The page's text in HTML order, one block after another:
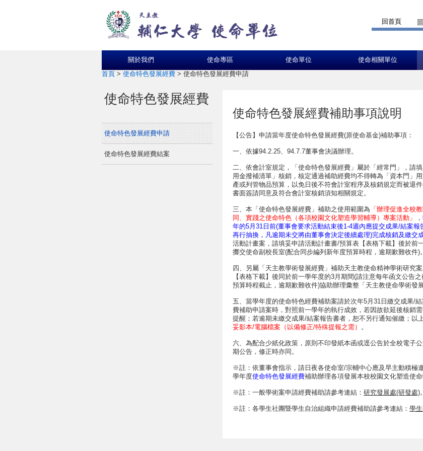
回首頁
關於我們 使命專區 使命單位 使命相關單位
首頁 > 使命特色發展經費 > 使命特色發展經費申請
使命特色發展經費
使命特色發展經費申請
使命特色發展經費結案
使命特色發展經費補助事項說明
【公告】申請當年度使命特色發展經費(原使命基金)補助事項：
一、依據94.2.25、94.7.7董事會決議辦理。
二、依會計室規定，「使命特色發展經費」屬於「經常門」，請
用金撥補清單」核銷，核定通過補助經費均不得轉為「資本門」
產或列管物品預算，以免日後不符會計室程序及核銷規定而被退
書面簽請同意及符合會計室核銷須知相關規定。
三、本「使命特色發展經費」補助之使用範圍為 「辦理促進全校
同、實踐之使命特色（各項校園文化塑造學習輔導）專案活動」
，
年的5月31日前(董事會要求活動結束後1-4週內應提交成果/結案
再行抽換，凡逾期未交將由董事會決定後續處理)完成核銷及繳交
活動計畫案，請填妥申請活動計畫書/預算表【表格下載】後於前
擲交使命副校長室(配合同步編列新年度預算時程，逾期歉難收件)。
四、另屬「天主教學術發展經費」補助天主教使命精神學術研究
【表格下載】後同於前一學年度的3月期間(請注意每年函文公告
預算時程截止，逾期歉難收件)協助辦理彙整「天主教使命學術發
五、當學年度的使命特色經費補助案請於次年5月31日繳交成果/
費補助申請案時，對照前一學年的執行成效，若因故欲延後核銷
提醒；若逾期未繳交成果/結案報告書者，恕不另行通知催繳；以
妥影本/電腦檔案（以備修正/特殊提報之需） 。
六、為配合少紙化政策，原則不印發紙本函或逕公告於全校電子
期公告，修正時亦同。
※註：依董事會指示，請日夜各使命室/宗輔中心應及早主動積極
學年度使命特色發展經費補助辦理各項發展本校校園文化塑造使命
※註：一般學術案申請經費補助請參考連結： 研究發展處(研發處)。
※註：各學生社團暨學生自治組織申請經費補助請參考連結： 學